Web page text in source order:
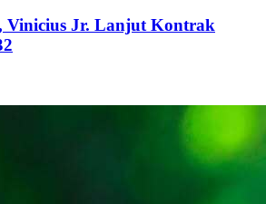
Vinicius Jr. Lanjut Kontrak